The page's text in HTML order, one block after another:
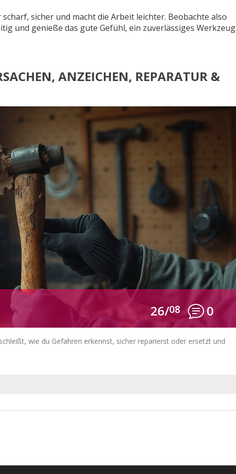
sicher und macht die Arbeit leichter. Beobachte also
und genieße das gute Gefühl, ein zuverlässiges Werkzeug
ANZEICHEN, REPARATUR &
26/08 0
wie du Gefahren erkennst, sicher reparierst oder ersetzt und